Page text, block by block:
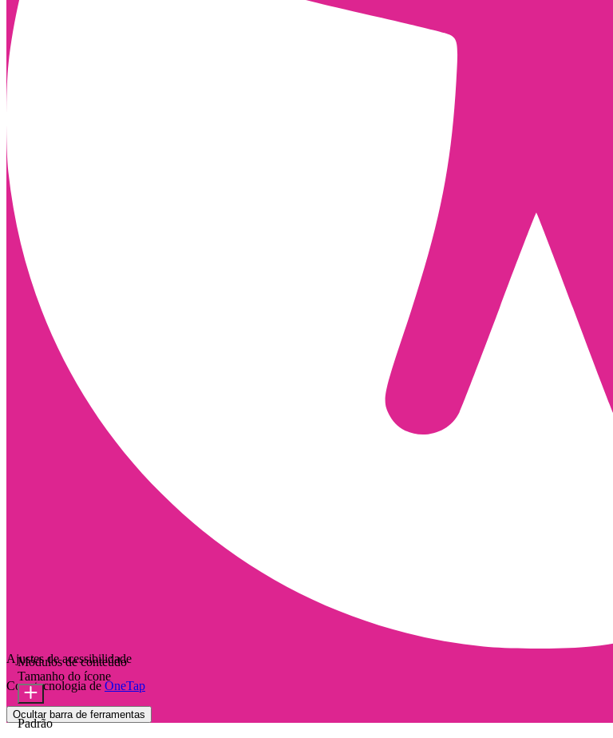
Ajustes de acessibilidade
Com tecnologia de OneTap
Ocultar barra de ferramentas
Módulos de conteúdo
Tamanho do ícone
Padrão